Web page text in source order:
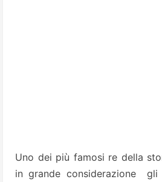
Uno dei più famosi re della
in grande considerazione